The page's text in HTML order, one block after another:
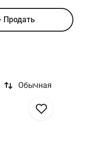
Продать
Обычная